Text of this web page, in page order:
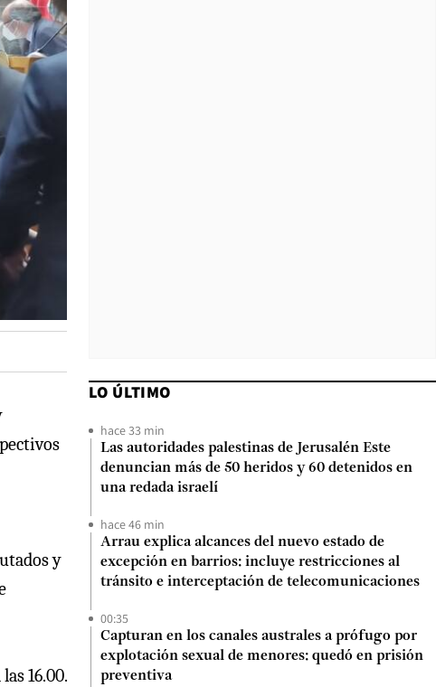
y
16.00.
LO ÚLTIMO
hace 33 min
Las autoridades palestinas de Jerusalén Este
denuncian más de 50 heridos y 60 detenidos en
una redada israelí
hace 46 min
Arrau explica alcances del nuevo estado de
excepción en barrios: incluye restricciones al
tránsito e interceptación de telecomunicaciones
00:35
Capturan en los canales australes a prófugo por
explotación sexual de menores: quedó en prisión
preventiva